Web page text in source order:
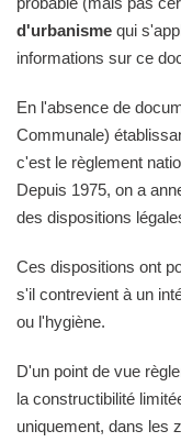
d'urbanisme qui
informations sur ce
En l'absence de
Communale)
c'est le règlement
Depuis 1975, on a
des dispositions
Ces dispositions ont
s'il contrevient à un
ou l'hygiène.
D'un point de vue
la constructibilité
uniquement, dans les